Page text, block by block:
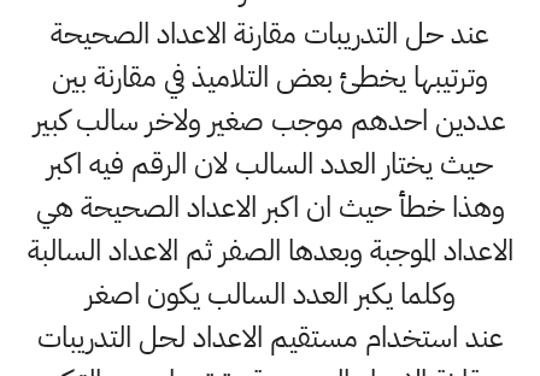
عند حل التدريبات مقارنة الاعداد الصحيحة
وترتيبها يخطئ بعض التلاميذ في مقارنة بين
عددين احدهم موجب صغير ولاخر سالب كبير
حيث يختار العدد السالب لان الرقم فيه اكبر
وهذا خطأ حيث ان اكبر الاعداد الصحيحة هي
الاعداد الموجبة وبعدها الصفر ثم الاعداد السالبة
وكلما يكبر العدد السالب يكون اصغر
عند استخدام مستقيم الاعداد لحل التدريبات